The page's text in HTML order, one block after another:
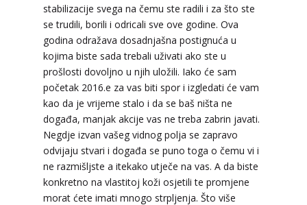
stabilizacije svega na čemu ste radili i za što ste
se trudili, borili i odricali sve ove godine. Ova
godina odražava dosadnjašna postignuća u
kojima biste sada trebali uživati ako ste u
prošlosti dovoljno u njih uložili. Iako će sam
početak 2016.e za vas biti spor i izgledati će vam
kao da je vrijeme stalo i da se baš ništa ne
događa, manjak akcije vas ne treba zabrin javati.
Negdje izvan vašeg vidnog polja se zapravo
odvijaju stvari i događa se puno toga o čemu vi i
ne razmišljste a itekako utječe na vas. A da biste
konkretno na vlastitoj koži osjetili te promjene
morat ćete imati mnogo strpljenja. Što više